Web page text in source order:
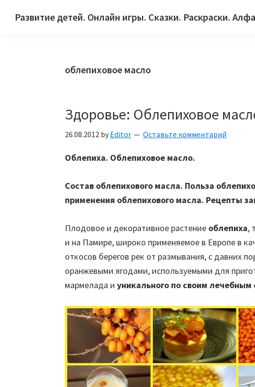
Развитие детей. Онлайн игры. Сказки. Раскраски.
облепиховое масло
Здоровье: Облепиховое
26.08.2012 by Editor Оставьте комментарий
Облепиха. Облепиховое масло.
Состав облепихового масла. Польза
применения облепихового масла. Рецепты
Плодовое и декоративное растение облепиха,
и на Памире, широко применяемое в Европе в
откосов берегов рек от размывания, с давних
оранжевыми ягодами, используемыми для
мармелада и уникального по своим лечебным